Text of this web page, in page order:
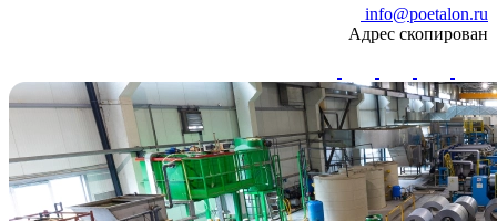
info@poetalon.ru
Адрес скопирован